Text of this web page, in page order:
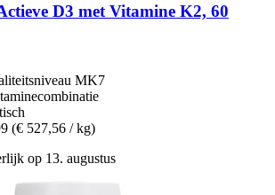
D3 met Vitamine K2, 60
MK7
(€ 527,56 / kg)
op 13. augustus